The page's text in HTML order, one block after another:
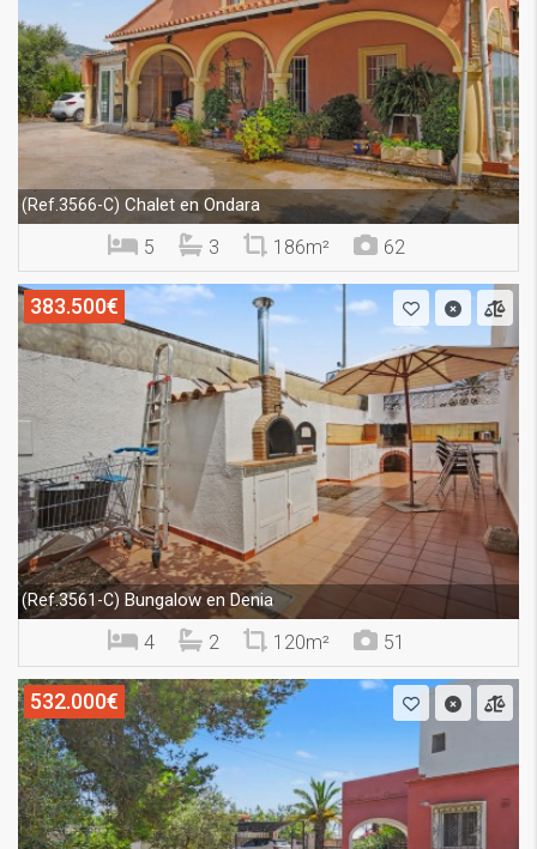
(Ref.3566-C) Chalet en Ondara
5 3 186m² 62
383.500€
(Ref.3561-C) Bungalow en Denia
4 2 120m² 51
532.000€